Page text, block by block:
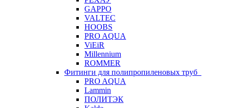
GAPPO
VALTEC
HOOBS
PRO AQUA
ViEiR
Millennium
ROMMER
Фитинги для полипропиленовых труб
PRO AQUA
Lammin
ПОЛИТЭК